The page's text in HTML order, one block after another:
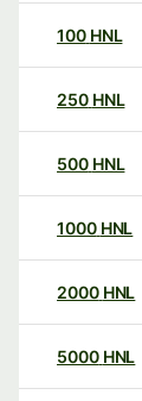
100 HNL
250 HNL
500 HNL
1000 HNL
2000 HNL
5000 HNL